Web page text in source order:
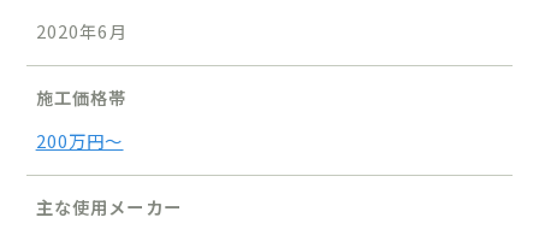
2020年6月
施工価格帯
200万円〜
主な使用メーカー